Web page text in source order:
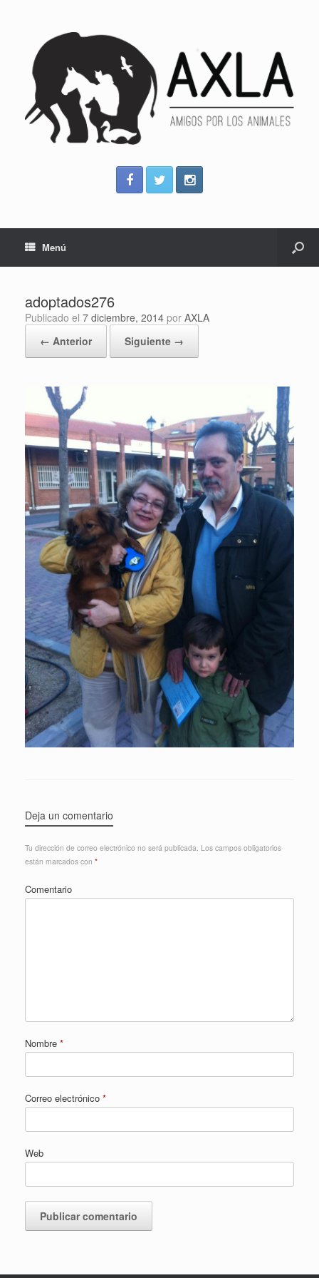
Menú
adoptados276
Publicado el 7 diciembre, 2014 por AXLA
← Anterior
Siguiente →
Deja un comentario
Tu dirección de correo electrónico no será publicada. Los campos obligatorios
están marcados con *
Comentario
Nombre *
Correo electrónico *
Web